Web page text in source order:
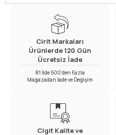
Cirit Markaları
Ürünlerde 120 Gün
Ücretsiz İade
81 İlde 500’den Fazla
Mağazadan İade ve Değişim
Cigit Kalite ve